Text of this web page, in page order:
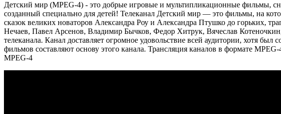
Детский мир (MPEG-4) - это добрые игровые и мультипликационные фильмы,
созданный специально для детей! Телеканал Детский мир — это фильмы, на
сказок великих новаторов Александра Роу и Александра Птушко до горьких,
Нечаев, Павел Арсенов, Владимир Бычков, Федор Хитрук, Вячеслав
телеканала. Канал доставляет огромное удовольствие всей аудитории, хотя
фильмов составляют основу этого канала. Трансляция каналов в формате
MPEG-4